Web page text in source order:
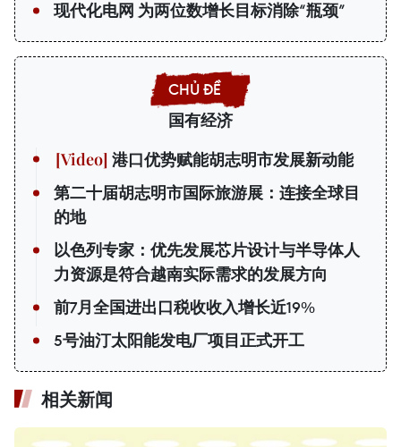
现代化电网 为两位数增长目标消除“瓶颈”
国有经济
港口优势赋能胡志明市发展新动能
第二十届胡志明市国际旅游展：连接全球目
的地
以色列专家：优先发展芯片设计与半导体人
力资源是符合越南实际需求的发展方向
前7月全国进出口税收收入增长近19%
5号油汀太阳能发电厂项目正式开工
相关新闻